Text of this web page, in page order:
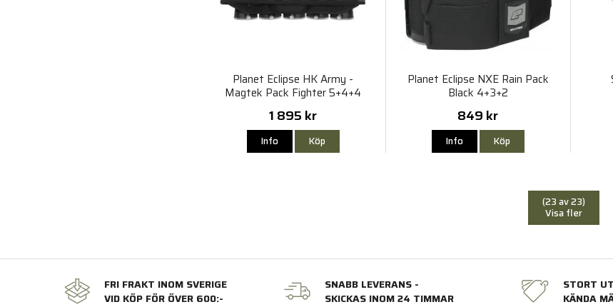
Planet Eclipse HK Army -
Magtek Pack Fighter 5+4+4
1 895 kr
Info Köp
Planet Eclipse NXE Rain Pack
Black 4+3+2
849 kr
Info Köp
(23 av 23)
Visa fler
FRI FRAKT INOM SVERIGE
VID KÖP FÖR ÖVER 600:-
SNABB LEVERANS -
SKICKAS INOM 24 TIMMAR
STORT
KÄNDA